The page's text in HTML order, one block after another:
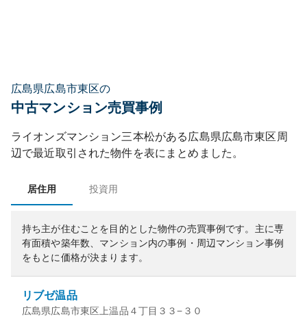
広島県広島市東区の
中古マンション売買事例
ライオンズマンション三本松がある 広島県広島市東区 周
辺で最近取引された物件を表にまとめました。
居住用 投資用
持ち主が住むことを目的とした物件の売買事例です。 主に専
有面積や築年数、マンション内の事例・周辺マンション事例
をもとに価格が決まります。
リブゼ温品
広島県広島市東区上温品４丁目３３−３０